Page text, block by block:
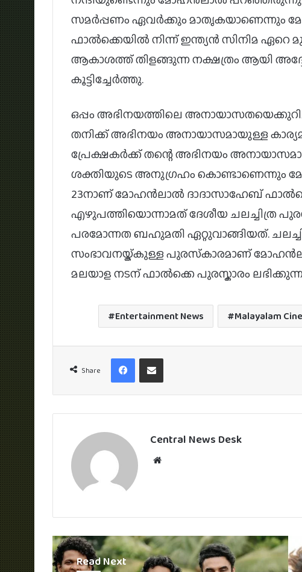
സമര്‍പ്പണം ഏവര്‍ക്കും മാതൃകയാണെന്നും
ഫാല്‍ക്കെയില്‍ നിന്ന് ഇന്ത്യന്‍ സിനിമ ഏറെ
ആകാശത്ത് തിളങ്ങുന്ന നക്ഷത്രം ആയി
കൂട്ടിച്ചേര്‍ത്തു.
ഒപ്പം അഭിനയത്തിലെ
തനിക്ക് അഭിനയം അനായാസമായുള്ള
പ്രേക്ഷകർക്ക് തന്റെ അഭിനയം
ശക്തിയുടെ അനുഗ്രഹം കൊണ്ടാണെന്നും
23നാണ് മോഹന്‍ലാല്‍ ദാദാസാഹേബ്
എഴുപത്തിയൊന്നാമത് ദേശീയ ചലച്ചിത്ര
പരമോന്നത ബഹുമതി ഏറ്റുവാങ്ങിയത്.
സംഭാവനയ്ക്കുള്ള പുരസ്‌കാരമാണ്
മലയാള നടന് ഫാൽക്കെ പുരസ്കാരം
Entertainment News Malayalam
Share
FacebookShare via Email
Central News Desk
Read Next